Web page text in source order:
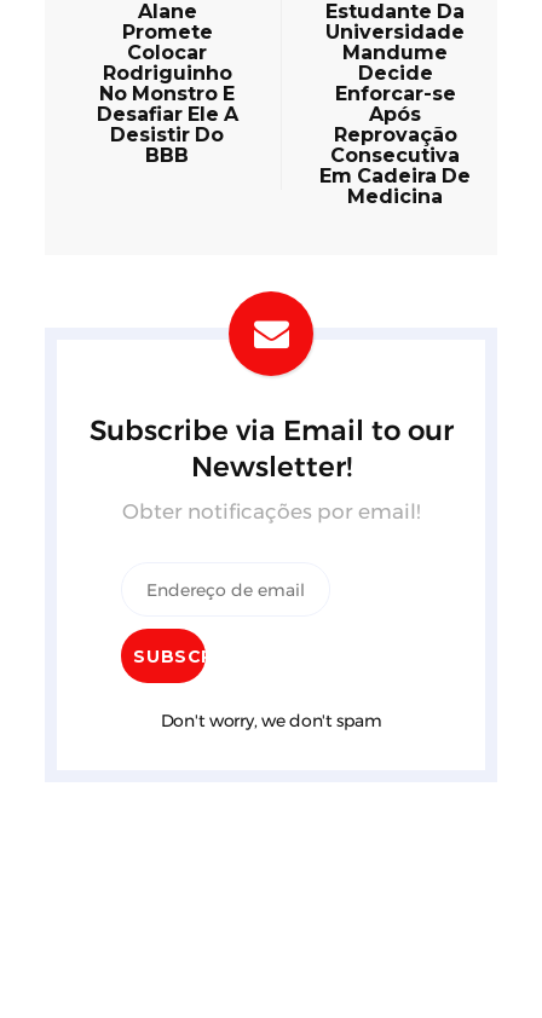
Alane
Promete
Colocar
Rodriguinho
No Monstro E
Desafiar Ele A
Desistir Do
BBB
Estudante Da
Universidade
Mandume
Decide
Enforcar-se
Após
Reprovação
Consecutiva
Em Cadeira De
Medicina
Subscribe via Email to our
Newsletter!
Obter notificações por email!
Don't worry, we don't spam